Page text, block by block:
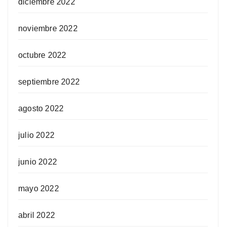
diciembre 2022
noviembre 2022
octubre 2022
septiembre 2022
agosto 2022
julio 2022
junio 2022
mayo 2022
abril 2022